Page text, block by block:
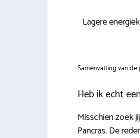
Lagere
Samenvatting van
Heb ik echt
Misschien zoek
Pancras. De